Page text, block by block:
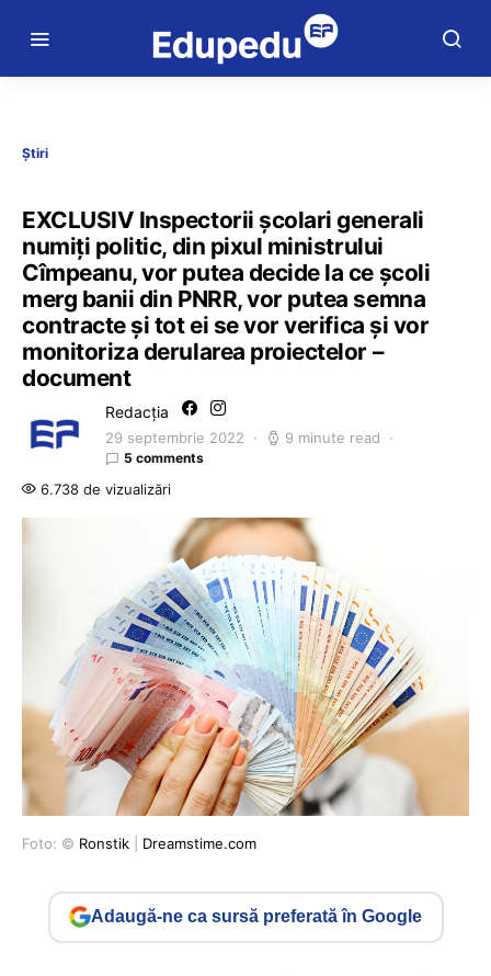
Știri
EXCLUSIV Inspectorii școlari generali
numiți politic, din pixul ministrului
Cîmpeanu, vor putea decide la ce școli
merg banii din PNRR, vor putea semna
contracte și tot ei se vor verifica și vor
monitoriza derularea proiectelor –
document
Redacția
29 septembrie 2022 9 minute read
5 comments
6.738 de vizualizări
Foto: © Ronstik Dreamstime.com
Adaugă-ne ca sursă preferată în Google